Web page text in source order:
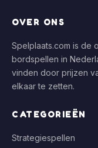
OVER ONS
Spelplaats.com is de
bordspellen in
vinden door prijzen
elkaar te zetten.
CATEGORIEËN
Strategiespellen